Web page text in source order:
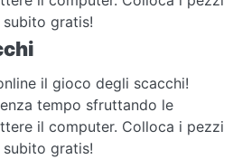
gratis!
il gioco degli scacchi!
tempo sfruttando le
il computer. Colloca i pezzi
gratis!